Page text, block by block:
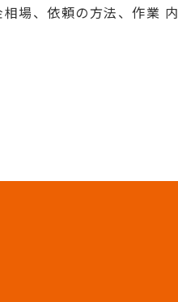
場、依頼の方法、作業 内